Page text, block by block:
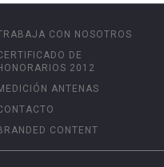
CON NOSOTROS
DE
2012
ANTENAS
CONTENT